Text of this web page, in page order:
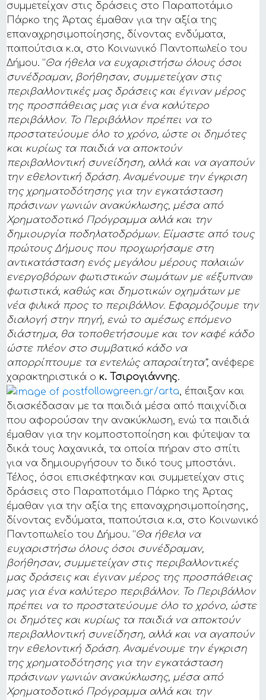
συμμετείχαν στις δράσεις στο Παραποτάμιο
Πάρκο της Άρτας έμαθαν για την αξία της
επαναχρησιμοποίησης, δίνοντας ενδύματα,
παπούτσια κ.α, στο Κοινωνικό Παντοπωλείο του
Δήμου. “Θα ήθελα να ευχαριστήσω όλους όσοι
συνέδραμαν, βοήθησαν, συμμετείχαν στις
περιβαλλοντικές μας δράσεις και έγιναν μέρος
της προσπάθειας μας για ένα καλύτερο
περιβάλλον. Το Περιβάλλον πρέπει να το
προστατεύουμε όλο το χρόνο, ώστε οι δημότες
και κυρίως τα παιδιά να αποκτούν
περιβαλλοντική συνείδηση, αλλά και να αγαπούν
την εθελοντική δράση. Αναμένουμε την έγκριση
της χρηματοδότησης για την εγκατάσταση
πράσινων γωνιών ανακύκλωσης, μέσα από
Χρηματοδοτικό Πρόγραμμα αλλά και την
δημιουργία ποδηλατοδρόμων. Είμαστε από τους
πρώτους Δήμους που προχωρήσαμε στη
αντικατάσταση ενός μεγάλου μέρους παλαιών
ενεργοβόρων φωτιστικών σωμάτων με «έξυπνα»
φωτιστικά, καθώς και δημοτικών οχημάτων με
νέα φιλικά προς το περιβάλλον. Εφαρμόζουμε την
διαλογή στην πηγή, ενώ το αμέσως επόμενο
διάστημα, θα τοποθετήσουμε και τον καφέ κάδο
ώστε πλέον στο συμβατικό κάδο να
απορρίπτουμε τα εντελώς απαραίτητα”, ανέφερε
χαρακτηριστικά ο κ. Τσιρογιάννης.
followgreen.gr/arta, έπαιξαν και
διασκέδασαν με τα παιδιά μέσα από παιχνίδια
που αφορούσαν την ανακύκλωση, ενώ τα παιδιά
έμαθαν για την κομποστοποίηση και φύτεψαν τα
δικά τους λαχανικά, τα οποία πήραν στο σπίτι
για να δημιουργήσουν το δικό τους μποστάνι.
Τέλος, όσοι επισκέφτηκαν και συμμετείχαν στις
δράσεις στο Παραποτάμιο Πάρκο της Άρτας
έμαθαν για την αξία της επαναχρησιμοποίησης,
δίνοντας ενδύματα, παπούτσια κ.α, στο Κοινωνικό
Παντοπωλείο του Δήμου. “Θα ήθελα να
ευχαριστήσω όλους όσοι συνέδραμαν,
βοήθησαν, συμμετείχαν στις περιβαλλοντικές
μας δράσεις και έγιναν μέρος της προσπάθειας
μας για ένα καλύτερο περιβάλλον. Το Περιβάλλον
πρέπει να το προστατεύουμε όλο το χρόνο, ώστε
οι δημότες και κυρίως τα παιδιά να αποκτούν
περιβαλλοντική συνείδηση, αλλά και να αγαπούν
την εθελοντική δράση. Αναμένουμε την έγκριση
της χρηματοδότησης για την εγκατάσταση
πράσινων γωνιών ανακύκλωσης, μέσα από
Χρηματοδοτικό Πρόγραμμα αλλά και την